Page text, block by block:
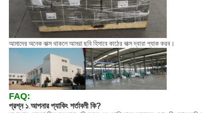
আমাদের অনেক বাক্স থাকলে আমরা ছবি হিসাবে কাঠের বাক্স দ্বারা প্যাক করব।
FAQ:
প্রশ্ন ১. আপনার প্যাকিং শর্তাবলী কি?